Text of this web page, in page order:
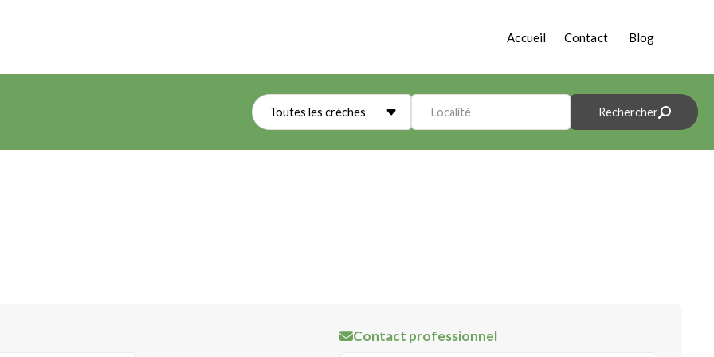
Accueil Contact Blog
Toutes les crèches Localité Rechercher
Contact professionnel